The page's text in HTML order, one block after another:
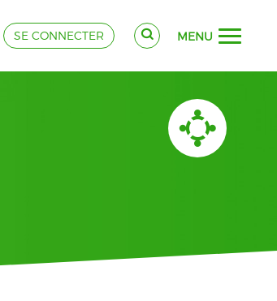
SE CONNECTER MENU